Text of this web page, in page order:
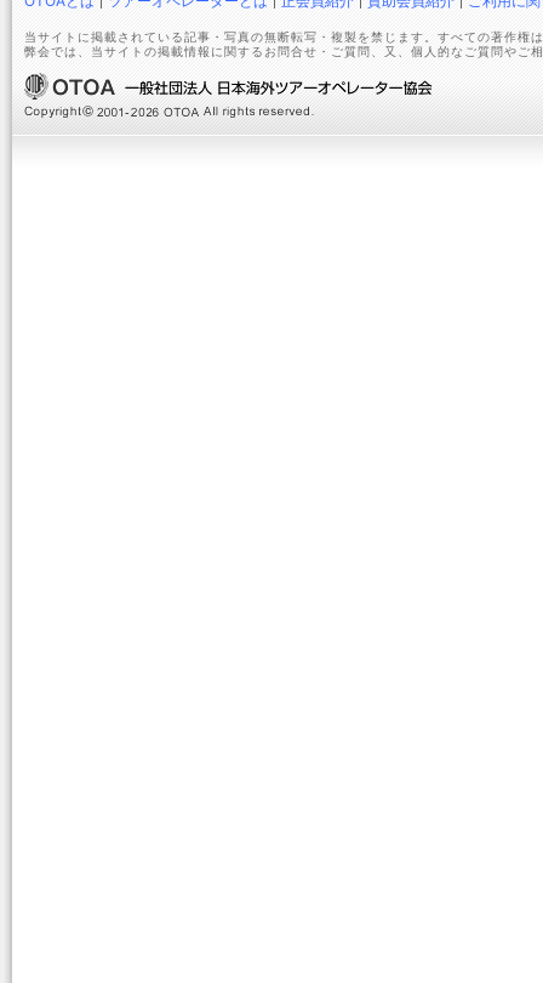
当サイトに掲載されている記事・写真の無断転写・複製を禁じます。すべての著作権
弊会では、当サイトの掲載情報に関するお問合せ・ご質問、又、個人的なご質問やご